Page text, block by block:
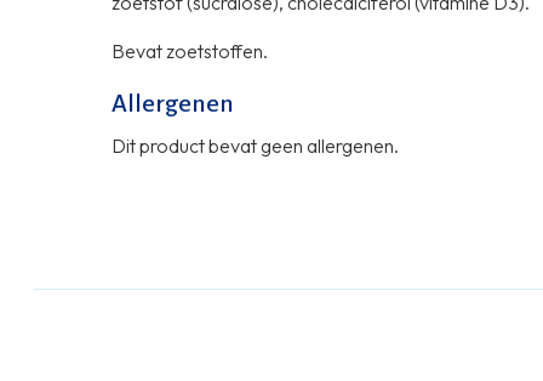
Bevat zoetstoffen.
Allergenen
Dit product bevat geen allergenen.